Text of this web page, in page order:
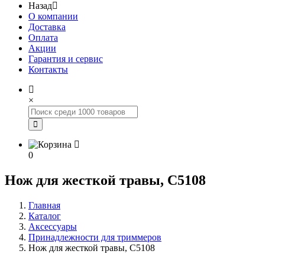
Назад
О компании
Доставка
Оплата
Акции
Гарантия и сервис
Контакты
×
0
Нож для жесткой травы, С5108
Главная
Каталог
Аксессуары
Принадлежности для триммеров
Нож для жесткой травы, С5108